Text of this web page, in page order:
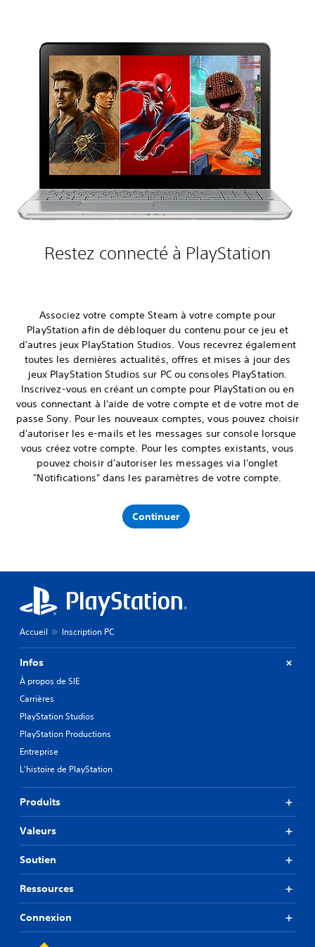
Restez connecté à PlayStation
Associez votre compte Steam à votre compte pour
PlayStation afin de débloquer du contenu pour ce jeu et
d'autres jeux PlayStation Studios. Vous recevrez également
toutes les dernières actualités, offres et mises à jour des
jeux PlayStation Studios sur PC ou consoles PlayStation.
Inscrivez-vous en créant un compte pour PlayStation ou en
vous connectant à l'aide de votre compte et de votre mot de
passe Sony. Pour les nouveaux comptes, vous pouvez choisir
d'autoriser les e-mails et les messages sur console lorsque
vous créez votre compte. Pour les comptes existants, vous
pouvez choisir d'autoriser les messages via l'onglet
"Notifications" dans les paramètres de votre compte.
Continuer
Accueil Inscription PC
Infos
À propos de SIE
Carrières
PlayStation Studios
PlayStation Productions
Entreprise
L'histoire de PlayStation
Produits
Valeurs
Soutien
Ressources
Connexion